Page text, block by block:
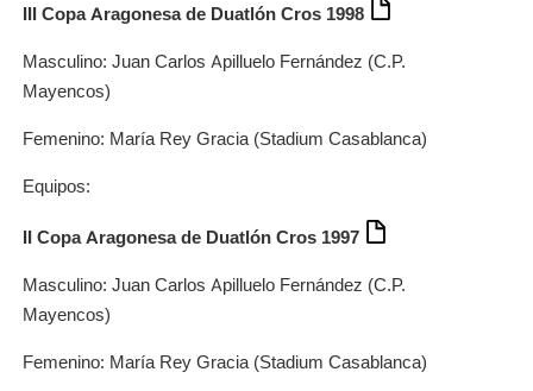
III Copa Aragonesa de Duatlón Cros 1998
Masculino: Juan Carlos Apilluelo Fernández (C.P.
Mayencos)
Femenino: María Rey Gracia (Stadium Casablanca)
Equipos:
II Copa Aragonesa de Duatlón Cros 1997
Masculino: Juan Carlos Apilluelo Fernández (C.P.
Mayencos)
Femenino: María Rey Gracia (Stadium Casablanca)